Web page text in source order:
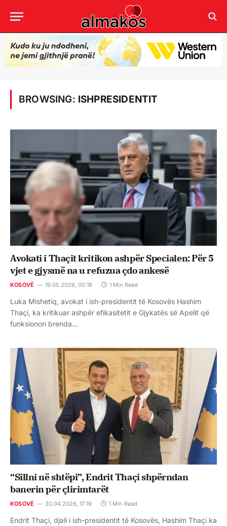
BROWSING: ISHPRESIDENTIT
Avokati i Thaçit kritikon ashpër Specialen: Për 5
vjet e gjysmë na u refuzua çdo ankesë
KOSOVË 19.05.2026, 00:19 1 Min Read
Luka Mishetiq, avokat i ish-presidentit të Kosovës Hashim
Thaçi, ka kritikuar ashpër efikasitetit e Gjykatës së Apelit që
funksionon brenda…
“Sillni në shtëpi”, Endrit Thaçi shpërndan
banerin për çlirimtarët
KOSOVË 30.04.2026, 17:19 1 Min Read
Endrit Thaçi, djali i ish-presidentit të Kosovës, Hashim Thaçi ka